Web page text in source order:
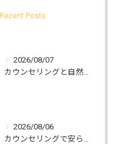
Recent Posts
2026/08/07
カウンセリングと自然環境がつなぐ実践例と環境カウンセラーの役割を解説
2026/08/06
カウンセリングで安らぐ空間を叶える安心と信頼のつくり方徹底解説